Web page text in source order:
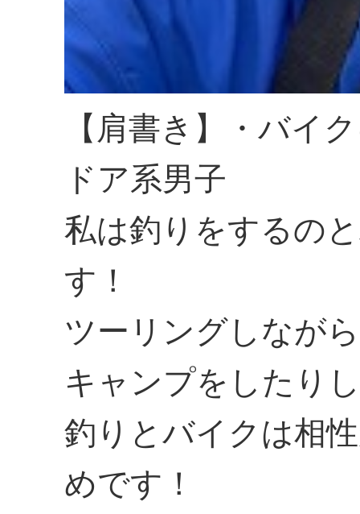
【肩書き】・バイ
ドア系男子
私は釣りをするの
す！
ツーリングしなが
キャンプをしたり
釣りとバイクは相
めです！